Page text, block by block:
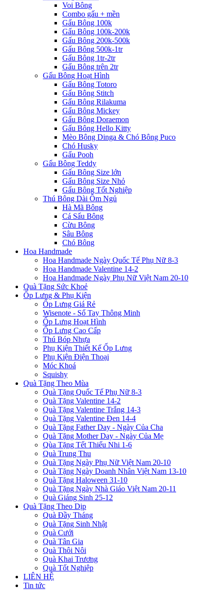
Voi Bông
Combo gấu + mền
Gấu Bông 100k
Gấu Bông 100k-200k
Gấu Bông 200k-500k
Gấu Bông 500k-1tr
Gấu Bông 1tr-2tr
Gấu Bông trên 2tr
Gấu Bông Hoạt Hình
Gấu Bông Totoro
Gấu Bông Stitch
Gấu Bông Rilakuma
Gấu Bông Mickey
Gấu Bông Doraemon
Gấu Bông Hello Kitty
Mèo Bông Dinga & Chó Bông Puco
Chó Husky
Gấu Pooh
Gấu Bông Teddy
Gấu Bông Size lớn
Gấu Bông Size Nhỏ
Gấu Bông Tốt Nghiệp
Thú Bông Dài Ôm Ngủ
Hà Mã Bông
Cá Sấu Bông
Cừu Bông
Sâu Bông
Chó Bông
Hoa Handmade
Hoa Handmade Ngày Quốc Tế Phụ Nữ 8-3
Hoa Handmade Valentine 14-2
Hoa Handmade Ngày Phụ Nữ Việt Nam 20-10
Quà Tặng Sức Khoẻ
Ốp Lưng & Phụ Kiện
Ốp Lưng Giá Rẻ
Wisenote - Sổ Tay Thông Minh
Ốp Lưng Hoạt Hình
Ốp Lưng Cao Cấp
Thú Bóp Nhựa
Phụ Kiện Thiết Kế Ốp Lưng
Phụ Kiện Điện Thoại
Móc Khoá
Squishy
Quà Tặng Theo Mùa
Quà Tặng Quốc Tế Phụ Nữ 8-3
Quà Tặng Valentine 14-2
Quà Tặng Valentine Trắng 14-3
Quà Tặng Valentine Đen 14-4
Quà Tặng Father Day - Ngày Của Cha
Quà Tặng Mother Day - Ngày Của Mẹ
Qùa Tặng Tết Thiếu Nhi 1-6
Quà Trung Thu
Quà Tặng Ngày Phụ Nữ Việt Nam 20-10
Quà Tặng Ngày Doanh Nhân Việt Nam 13-10
Quà Tặng Haloween 31-10
Quà Tặng Ngày Nhà Giáo Việt Nam 20-11
Quà Giáng Sinh 25-12
Quà Tặng Theo Dịp
Quà Đầy Tháng
Quà Tặng Sinh Nhật
Quà Cưới
Quà Tân Gia
Quà Thôi Nôi
Quà Khai Trương
Quà Tốt Nghiệp
LIÊN HỆ
Tin tức